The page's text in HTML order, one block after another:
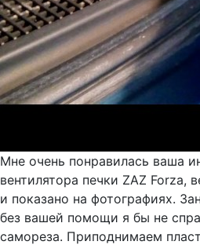
Мне очень понравилась ваша
вентилятора печки ZAZ Forza,
и показано на фотографиях.
без вашей помощи я бы не
самореза. Приподнимаем